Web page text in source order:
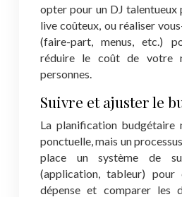
opter pour un DJ talentueux
live coûteux, ou réaliser
(faire-part, menus, etc.)
réduire le coût de votre
personnes.
Suivre et ajuster le
La planification budgétaire
ponctuelle, mais un
place un système de
(application, tableur) pour
dépense et comparer les